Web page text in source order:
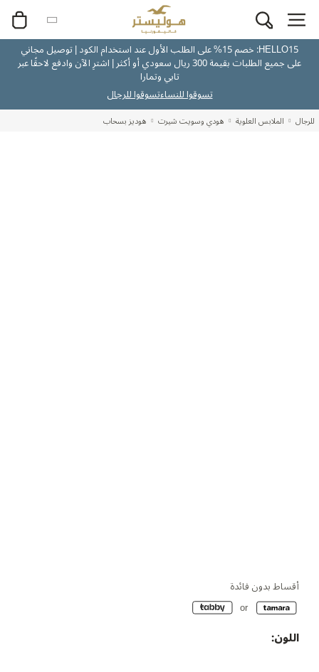
HELLO15: خصم 15% على الطلب الأول عند استخدام الكود | توصيل مجاني
على جميع الطلبات بقيمة 300 ريال سعودي أو أكثر | اشترِ الآن وادفع لاحقًا عبر
تابي وتمارا
تسوقوا للنساءتسوقوا للرجال
للرجال الملابس العلوية هودي وسويت شيرت هوديز بسحاب
أقساط بدون فائدة
اللون: